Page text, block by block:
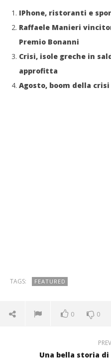
IPhone, ristoranti e
Raffaele Manieri
Premio Bonanni
Crisi, isole greche in
approfitta
Agosto, boom della crisi
TAGS: FEATURED
0 0
Una bella storia di